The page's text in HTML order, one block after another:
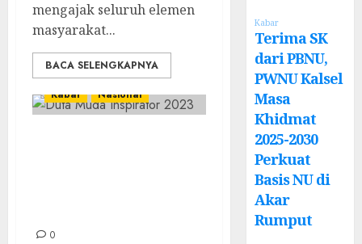
mengajak seluruh elemen
masyarakat...
BACA SELENGKAPNYA
Kabar
Nasional
0
Kabar
Terima SK
dari PBNU,
PWNU Kalsel
Masa
Khidmat
2025-2030
Perkuat
Basis NU di
Akar
Rumput